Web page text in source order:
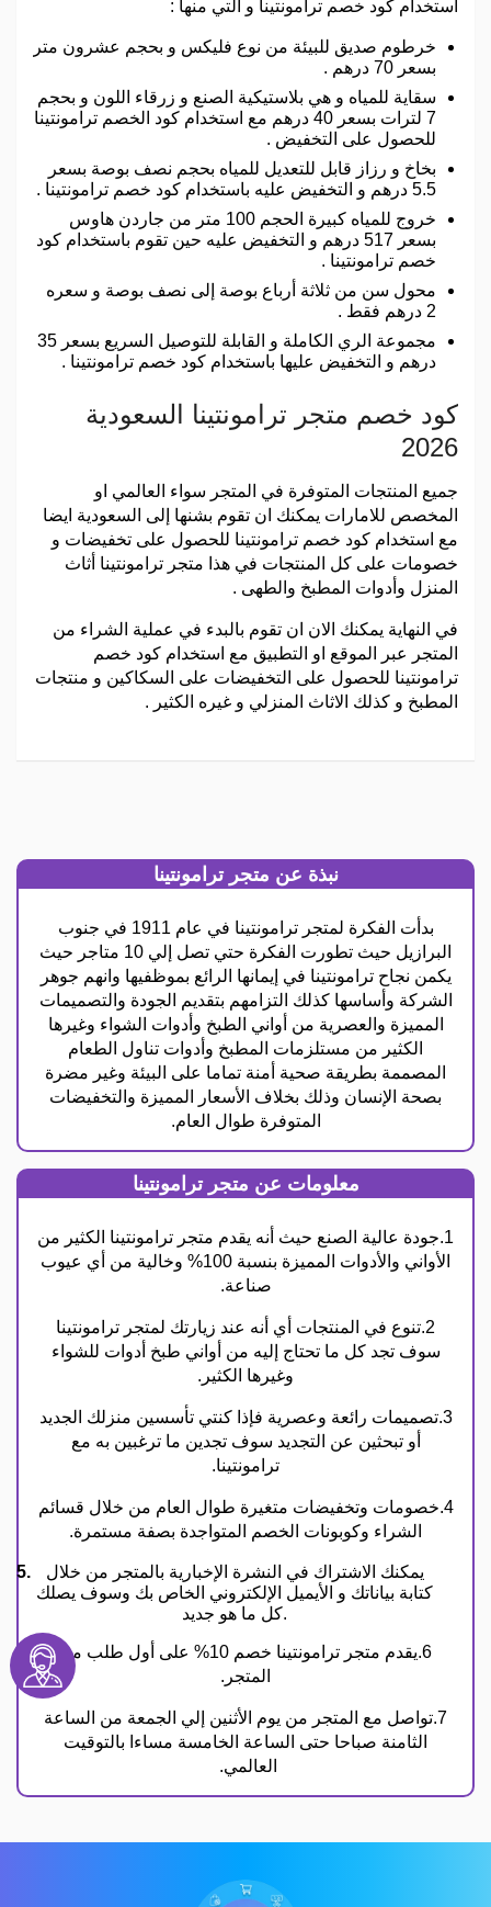
استخدام كود خصم ترامونتينا و التي منها :
خرطوم صديق للبيئة من نوع فليكس و بحجم عشرون متر
بسعر 70 درهم .
سقاية للمياه و هي بلاستيكية الصنع و زرقاء اللون و بحجم
7 لترات بسعر 40 درهم مع استخدام كود الخصم ترامونتينا
للحصول على التخفيض .
بخاخ و رزاز قابل للتعديل للمياه بحجم نصف بوصة بسعر
5.5 درهم و التخفيض عليه باستخدام كود خصم ترامونتينا .
خروج للمياه كبيرة الحجم 100 متر من جاردن هاوس
بسعر 517 درهم و التخفيض عليه حين تقوم باستخدام كود
خصم ترامونتينا .
محول سن من ثلاثة أرباع بوصة إلى نصف بوصة و سعره
2 درهم فقط .
مجموعة الري الكاملة و القابلة للتوصيل السريع بسعر 35
درهم و التخفيض عليها باستخدام كود خصم ترامونتينا .
كود خصم متجر ترامونتينا السعودية
2026
جميع المنتجات المتوفرة في المتجر سواء العالمي او
المخصص للامارات يمكنك ان تقوم بشنها إلى السعودية ايضا
مع استخدام كود خصم ترامونتينا للحصول على تخفيضات و
خصومات على كل المنتجات في هذا متجر ترامونتينا أثاث
المنزل وأدوات المطبخ والطهى .
في النهاية يمكنك الان ان تقوم بالبدء في عملية الشراء من
المتجر عبر الموقع او التطبيق مع استخدام كود خصم
ترامونتينا للحصول على التخفيضات على السكاكين و منتجات
المطبخ و كذلك الاثاث المنزلي و غيره الكثير .
نبذة عن متجر ترامونتينا
بدأت الفكرة لمتجر ترامونتينا في عام 1911 في جنوب
البرازيل حيث تطورت الفكرة حتي تصل إلي 10 متاجر حيث
يكمن نجاح ترامونتينا في إيمانها الرائع بموظفيها وانهم جوهر
الشركة وأساسها كذلك التزامهم بتقديم الجودة والتصميمات
المميزة والعصرية من أواني الطبخ وأدوات الشواء وغيرها
الكثير من مستلزمات المطبخ وأدوات تناول الطعام
المصممة بطريقة صحية أمنة تماما على البيئة وغير مضرة
بصحة الإنسان وذلك بخلاف الأسعار المميزة والتخفيضات
المتوفرة طوال العام.
معلومات عن متجر ترامونتينا
1. جودة عالية الصنع حيث أنه يقدم متجر ترامونتينا الكثير من
الأواني والأدوات المميزة بنسبة 100% وخالية من أي عيوب
صناعة.
2.تنوع في المنتجات أي أنه عند زيارتك لمتجر ترامونتينا
سوف تجد كل ما تحتاج إليه من أواني طبخ أدوات للشواء
وغيرها الكثير.
3.تصميمات رائعة وعصرية فإذا كنتي تأسسين منزلك الجديد
أو تبحثين عن التجديد سوف تجدين ما ترغبين به مع
ترامونتينا.
4.خصومات وتخفيضات متغيرة طوال العام من خلال قسائم
الشراء وكوبونات الخصم المتواجدة بصفة مستمرة.
يمكنك الاشتراك في النشرة الإخبارية بالمتجر من خلال
كتابة بياناتك و الأيميل الإلكتروني الخاص بك وسوف يصلك
كل ما هو جديد.
6.يقدم متجر ترامونتينا خصم 10% على أول طلب من
المتجر.
7.تواصل مع المتجر من يوم الأثنين إلي الجمعة من الساعة
الثامنة صباحا حتى الساعة الخامسة مساءا بالتوقيت
العالمي.